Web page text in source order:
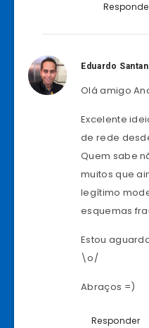
Eduardo
Olá amigo
Excelente
de rede
Quem sabe
muitos que
legítimo
esquemas
Estou
\o/
Abraços =)
Responder